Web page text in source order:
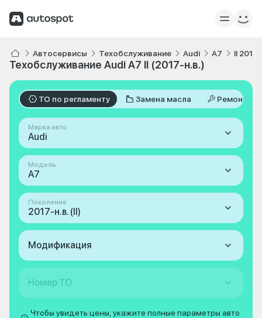
Автосервисы Техобслуживание Audi A7 II
Техобслуживание Audi A7 II (2017-н.в.)
ТО по регламенту Замена масла Ремонт
Марка авто
Audi
Модель
A7
Поколение
2017-н.в. (II)
Модификация
Номер ТО
Чтобы увидеть цены, укажите полные параметры авто